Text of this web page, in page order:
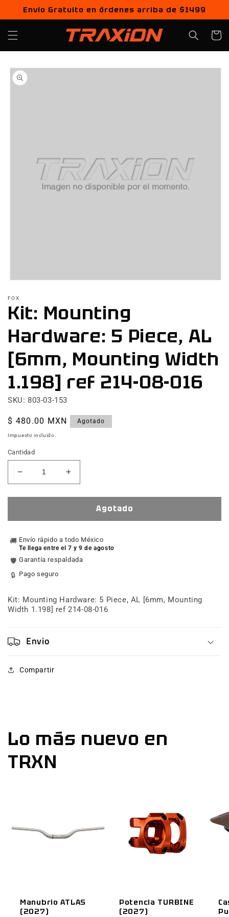
directamente
al contenido
Envío Gratuito en órdenes arriba de $1499
Carrito
directamente
a la
información
multimedia
1
en
una
ventana
modal
FOX
Kit: Mounting
Hardware: 5 Piece, AL
[6mm, Mounting Width
1.198] ref 214-08-016
SKU: 803-03-153
Precio
habitual
$ 480.00 MXN Agotado
Impuesto incluido.
Cantidad
Reducir
cantidad
para
Mounting
5
Piece,
AL
[6mm,
Width
1.198]
08-
016
Aumentar
cantidad
para
Mounting
5
Piece,
AL
Width
1.198]
Agotado
🚚 Envío rápido a todo México
Te llega entre el 7 y 9 de agosto
🛡️ Garantía respaldada
🔒 Pago seguro
Kit: Mounting Hardware: 5 Piece, AL [6mm, Mounting
Width 1.198] ref 214-08-016
Envio
Compartir
Lo más nuevo en
TRXN
Manubrio ATLAS
(2027)
Potencia TURBINE
(2027)